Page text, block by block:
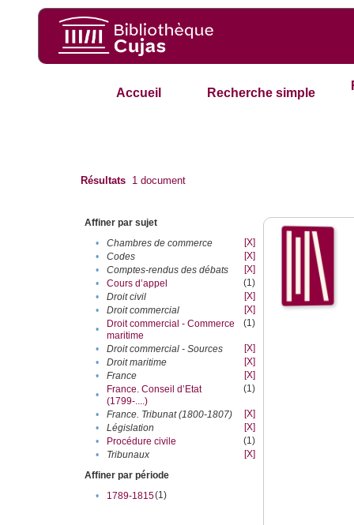
Accueil Recherche simple
Résultats 1 document
Affiner par sujet
•
Chambres de commerce
[X]
•
Codes
[X]
•
Comptes-rendus des débats
[X]
•
Cours d’appel
(1)
•
Droit civil
[X]
•
Droit commercial
[X]
•
Droit commercial - Commerce
maritime
(1)
• Droit commercial - Sources
[X]
•
Droit maritime
[X]
•
France
[X]
•
France. Conseil d’Etat
(1799-....)
(1)
• France. Tribunat (1800-1807)
[X]
•
Législation
[X]
•
Procédure civile
(1)
•
Tribunaux
[X]
Affiner par période
•
1789-1815(1)